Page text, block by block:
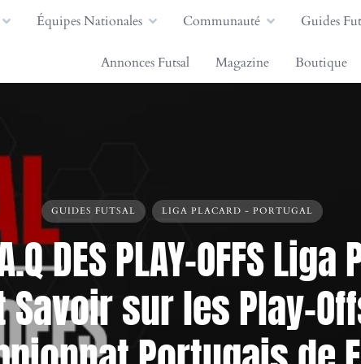
Équipes Nationales Communauté Guides
Annonces Futsal Magazine Boutique
GUIDES FUTSAL LIGA PLACARD - PORTUGAL
DES PLAY-OFFS
Savoir sur les Play-